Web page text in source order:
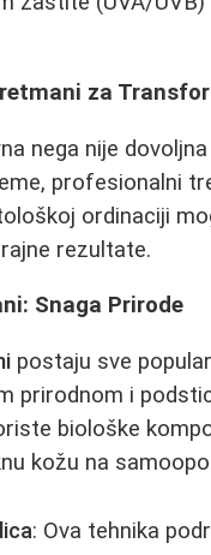
za
nega nije
profesionalni
ordinaciji
rezultate.
Snaga Prirode
postaju sve
prirodnom i
biološke
kožu na
: Ova tehnika